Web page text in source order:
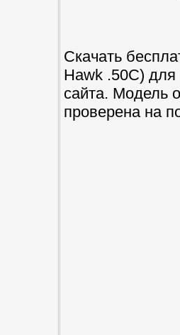
Скачать
Hawk .50C)
сайта. Модель
проверена на